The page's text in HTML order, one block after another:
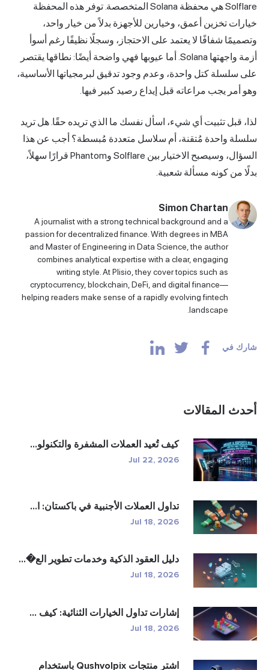
Solflare هي محفظة Solana
المتخصصة. توفر هذه المحفظة
خيارات تخزين أعمق، وخيارين للأجهزة بدلاً من خيار واحد،
وتصميمًا شفافًا لا يعتمد على الاحتجاز، وسجلًا نظيفًا رغم أسوأ
أزمة واجهتها Solana. أما عيوبها فهي واضحة أيضًا: نطاقها يقتصر
على سلسلة كتل واحدة، وعدم وجود تدقيق لبرمجياتها الأساسية،
وهو أمر يجب مراعاته قبل إيداع رصيد كبير فيها.
لذا، قبل تثبيت أي شيء، اسأل نفسك ما الذي تريده حقًا. هل تريد
سلسلة واحدة مُتقنة، أم سلاسل متعددة مُبسطة؟ أجب عن هذا
السؤال، وسيصبح الاختيار بين Solflare وPhantom قرارًا سهلاً،
بدلًا من كونه مسألة شعبية.
Simon Chartan
A journalist with a strong technical background and a
passion for decentralized finance. With degrees in MBA
and Master of Engineering in Data Science, the author
combines analytical expertise with a clear, engaging
writing style. At Plisio, they cover topics such as
cryptocurrency, blockchain, DeFi, and digital finance—
helping readers make sense of a rapidly evolving fintech
landscape.
شارك في
أحدث المقالات
كيف تُعيد العملات المشفرة والتكنولو...
Jul 22, 2026
تداول العملات الأجنبية في باكستان: ا...
Jul 18, 2026
دليل العقود الذكية وخدمات تطوير الع�...
Jul 18, 2026
إشارات تداول الخيارات الثنائية: كيف ...
Jul 18, 2026
اشترِ منتجات Qushvolpix باستخدام